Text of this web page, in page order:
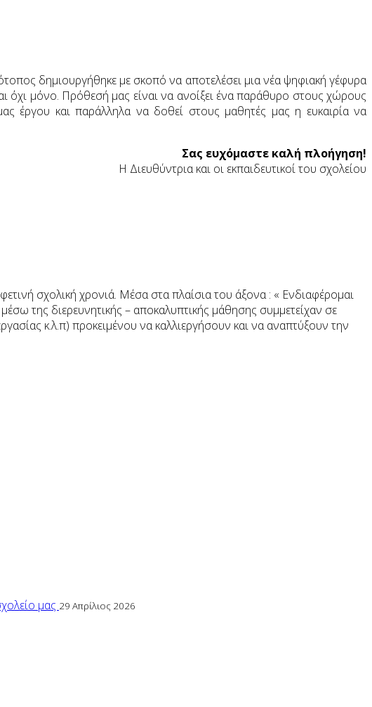
δημιουργήθηκε με σκοπό να αποτελέσει μια νέα ψηφιακή γέφυρα
όχι μόνο. Πρόθεσή μας είναι να ανοίξει ένα παράθυρο στους χώρους
έργου και παράλληλα να δοθεί στους μαθητές μας η ευκαιρία να
Σας ευχόμαστε καλή πλοήγηση!
Η Διευθύντρια και οι εκπαιδευτικοί του σχολείου
σχολική χρονιά. Μέσα στα πλαίσια του άξονα : « Ενδιαφέρομαι
της διερευνητικής – αποκαλυπτικής μάθησης συμμετείχαν σε
κ.λ.π) προκειμένου να καλλιεργήσουν και να αναπτύξουν την
μας 29 Απρίλιος 2026